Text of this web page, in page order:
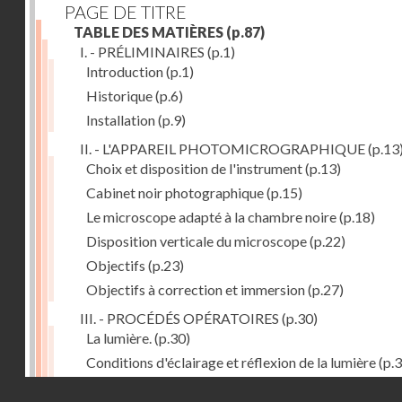
PAGE DE TITRE
TABLE DES MATIÈRES (p.87)
I. - PRÉLIMINAIRES (p.1)
Introduction(p.1)
Historique(p.6)
Installation(p.9)
II. - L'APPAREIL PHOTOMICROGRAPHIQUE
Choix et disposition de l'instrument(p.13)
Cabinet noir photographique(p.15)
Le microscope adapté à la chambre noire(p.18)
Disposition verticale du microscope(p.22)
Objectifs (p.23)
Objectifs à correction et immersion(p.27)
III. - PROCÉDÉS OPÉRATOIRES (p.30)
La lumière. (p.30)
Conditions d'éclairage et réflexion de la lumière